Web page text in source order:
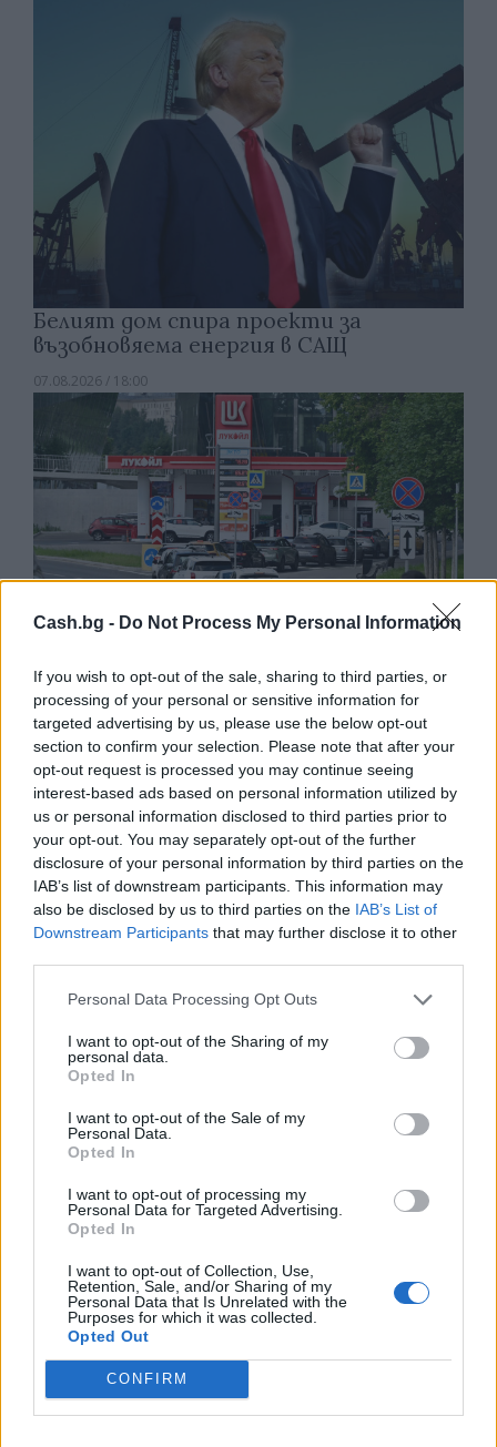
Cash.bg - Do Not Process My Personal Information
If you wish to opt-out of the sale, sharing to third parties, or
processing of your personal or sensitive information for
targeted advertising by us, please use the below opt-out
section to confirm your selection. Please note that after your
opt-out request is processed you may continue seeing
interest-based ads based on personal information utilized by
us or personal information disclosed to third parties prior to
your opt-out. You may separately opt-out of the further
disclosure of your personal information by third parties on the
IAB’s list of downstream participants. This information may
also be disclosed by us to third parties on the IAB’s List of
Downstream Participants that may further disclose it to other
Personal Data Processing Opt Outs
I want to opt-out of the Sharing of my
personal data.
Opted In
I want to opt-out of the Sale of my
Personal Data.
Opted In
I want to opt-out of processing my
Personal Data for Targeted Advertising.
Opted In
I want to opt-out of Collection, Use,
Retention, Sale, and/or Sharing of my
Personal Data that Is Unrelated with the
Purposes for which it was collected.
Opted Out
CONFIRM
Белият дом спира проекти за
възобновяема енергия в САЩ
07.08.2026 / 18:00
Русия започна да внася петролни
продукти от Южна Корея.
07.08.2026 / 17:05
Древен храм на почти 900 години
откриха под кафене за сладолед в
Полша
07.08.2026 / 16:00